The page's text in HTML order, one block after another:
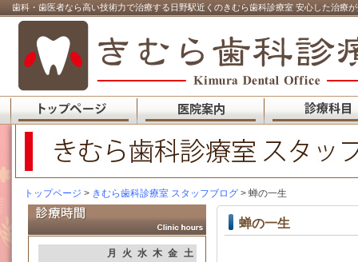
歯科・歯医者なら高い技術力で治療する日野駅近くのきむら歯科診療室 安心した治療
トップページ > きむら歯科診療室 スタッフブログ > 蝉の一生
月 火 水 木 金 土
蝉の一生